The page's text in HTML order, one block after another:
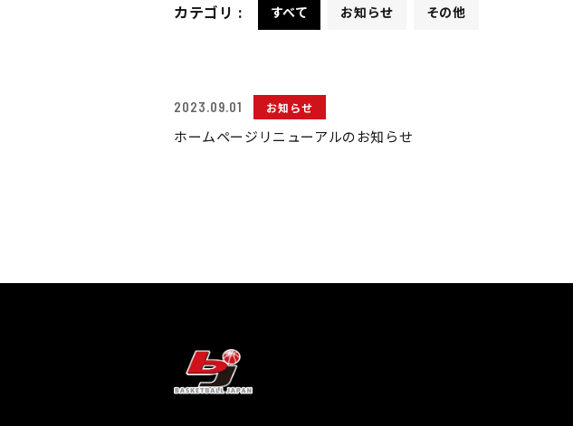
カテゴリ : すべて お知らせ その他
2023.09.01 お知らせ
ホームページリニューアルのお知らせ